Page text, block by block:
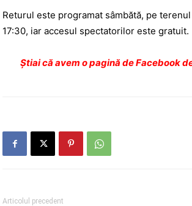
Returul este programat sâmbătă, pe
17:30, iar accesul spectatorilor este gratuit.
Ştiai că avem o pagină de Facebook
Articolul precedent